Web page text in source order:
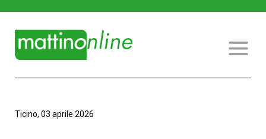
Ticino, 03 aprile 2026